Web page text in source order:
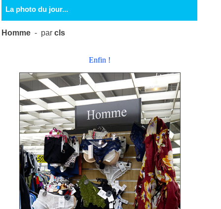
La photo du jour...
Homme - parcls
Enfin !